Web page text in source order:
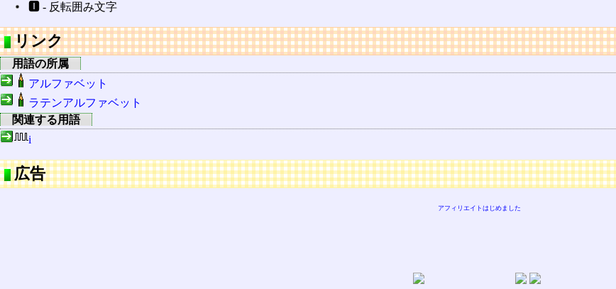
🅸 ‐ 反転囲み文字
リンク
用語の所属
アルファベット
ラテンアルファベット
関連する用語
i
広告
アフィリエイトはじめました